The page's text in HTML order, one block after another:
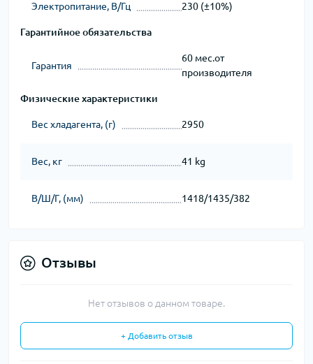
Электропитание, В/Гц 230 (±10%)
Гарантийное обязательства
Гарантия
60 мес.от
производителя
Физические характеристики
Вес хладагента, (г) 2950
Вес, кг 41 kg
В/Ш/Г, (мм) 1418/1435/382
Отзывы
Нет отзывов о данном товаре.
+ Добавить отзыв